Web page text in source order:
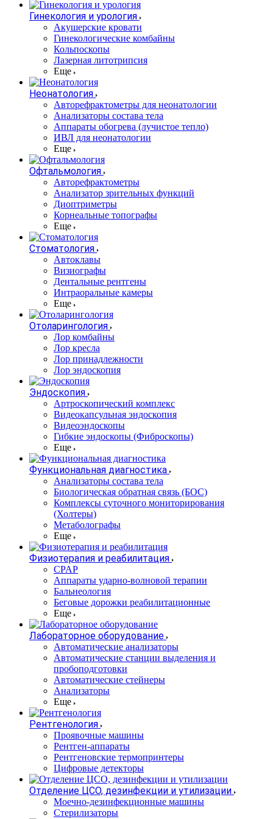
Гинекология и урология
Акушерские кровати
Гинекологические комбайны
Кольпоскопы
Лазерная литотрипсия
Еще
Неонатология
Авторефрактометры для неонатологии
Анализаторы состава тела
Аппараты обогрева (лучистое тепло)
ИВЛ для неонатологии
Еще
Офтальмология
Авторефрактометры
Анализатор зрительных функций
Диоптриметры
Корнеальные топографы
Еще
Стоматология
Автоклавы
Визиографы
Дентальные рентгены
Интраоральные камеры
Еще
Отоларингология
Лор комбайны
Лор кресла
Лор принадлежности
Лор эндоскопия
Эндоскопия
Артроскопический комплекс
Видеокапсульная эндоскопия
Видеоэндоскопы
Гибкие эндоскопы (Фиброcкопы)
Еще
Функциональная диагностика
Анализаторы состава тела
Биологическая обратная связь (БОС)
Комплексы суточного мониторирования
(Холтеры)
Метаболографы
Еще
Физиотерапия и реабилитация
CPAP
Аппараты ударно-волновой терапии
Бальнеология
Беговые дорожки реабилитационные
Еще
Лабораторное оборудование
Автоматические анализаторы
Автоматические станции выделения и
пробоподготовки
Автоматические стейнеры
Анализаторы
Еще
Рентгенология
Проявочные машины
Рентген-аппараты
Рентгеновские термопринтеры
Цифровые детекторы
Отделение ЦСО, дезинфекции и утилизации
Моечно-дезинфекционные машины
Стерилизаторы